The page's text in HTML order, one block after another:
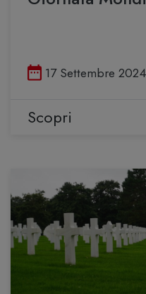
Pubblicato il
17 Settembre 2024
Scopri